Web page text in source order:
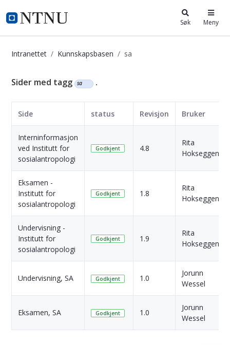
i.ntnu.no Søk Meny
Intranettet Kunnskapsbasen sa
Kunnskapsbasen
Sider med tagg sa .
Side status Revisjon Bruker
Interninformasjon
ved Institutt for
sosialantropologi
Godkjent 4.8
Rita
Hokseggen
Eksamen -
Institutt for
sosialantropologi
Godkjent 1.8
Rita
Hokseggen
Undervisning -
Institutt for
sosialantropologi
Godkjent 1.9
Rita
Hokseggen
Undervisning, SA Godkjent 1.0
Jorunn
Wessel
Eksamen, SA Godkjent 1.0
Jorunn
Wessel